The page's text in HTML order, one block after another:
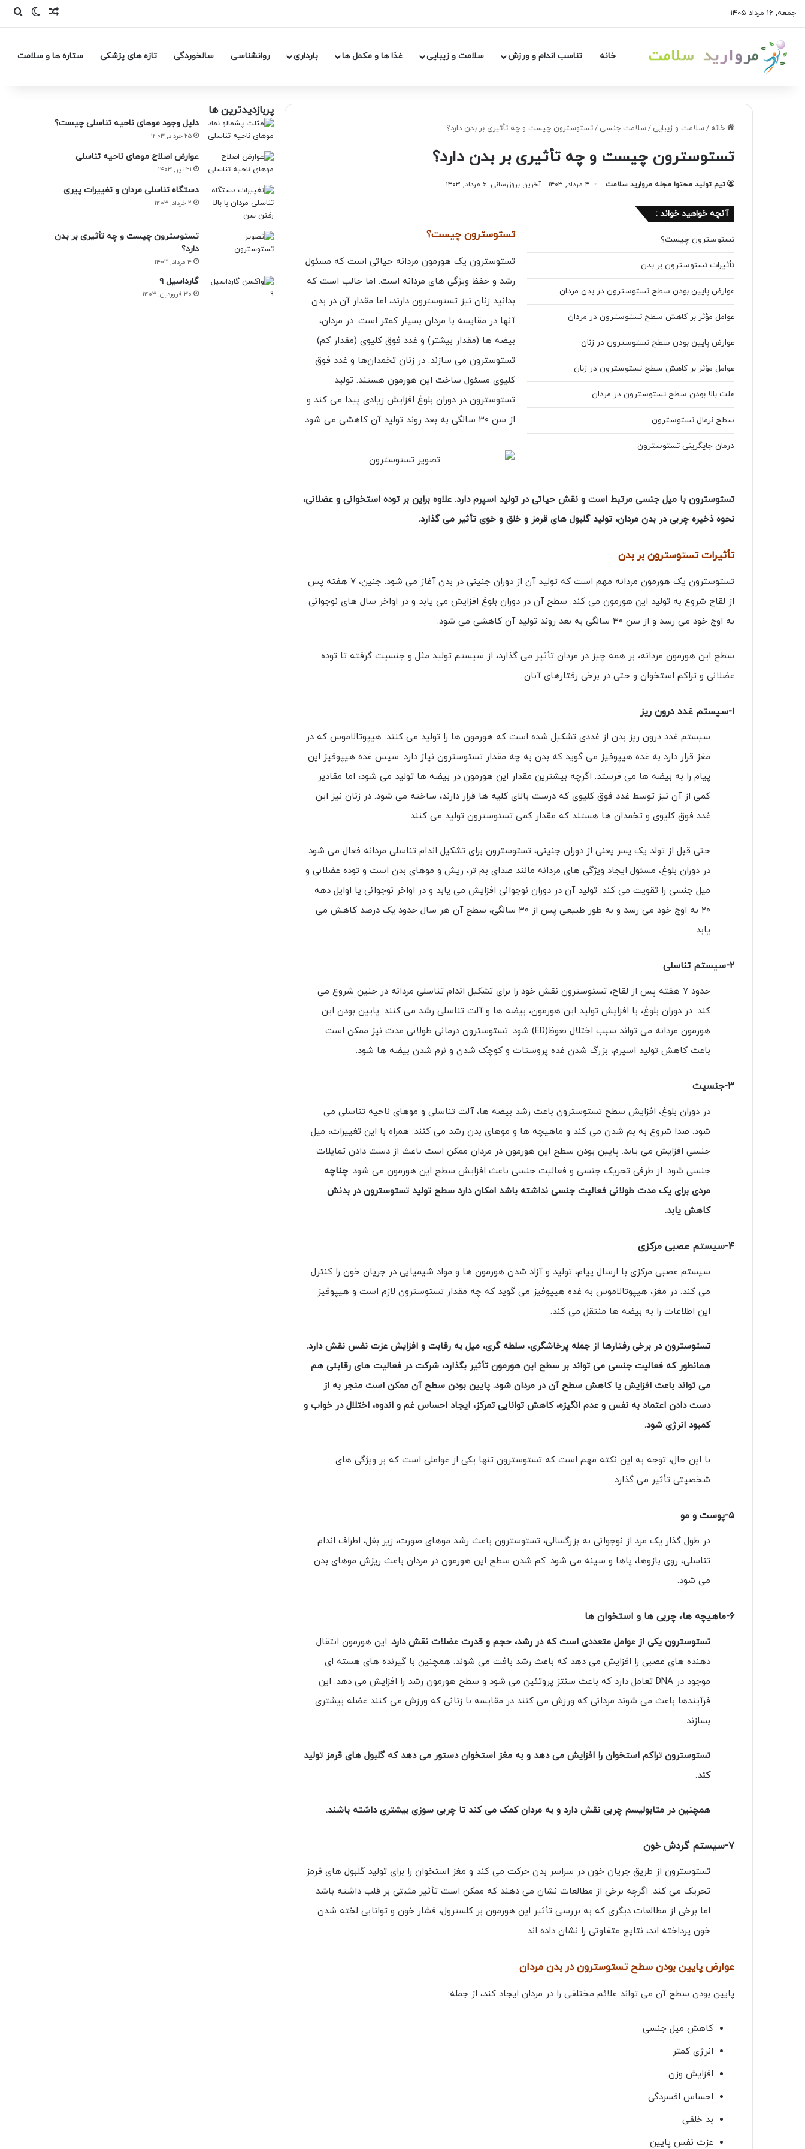
جمعه, ۱۶ مرداد ۱۴۰۵
خانه تناسب اندام و ورزش سلامت و زیبایی غذا ها و مکمل ها بارداری روانشناسی سالخوردگی تازه های پزشکی ستاره ها و سلامت
خانه /سلامت و زیبایی /سلامت جنسی /تستوسترون چیست و چه تأثیری بر بدن دارد؟
تستوسترون چیست و چه تأثیری بر بدن دارد؟
تیم تولید محتوا مجله مروارید سلامت ۴ مرداد, ۱۴۰۳ آخرین بروزرسانی: ۶ مرداد, ۱۴۰۳
آنچه خواهید خواند :
تستوسترون چیست؟
تأثیرات تستوسترون بر بدن
عوارض پایین بودن سطح تستوسترون در بدن مردان
عوامل مؤثر بر کاهش سطح تستوسترون در مردان
عوارض پایین بودن سطح تستوسترون در زنان
عوامل مؤثر بر کاهش سطح تستوسترون در زنان
علت بالا بودن سطح تستوسترون در مردان
سطح نرمال تستوسترون
درمان جایگزینی تستوسترون
تستوسترون چیست؟
تستوسترون یک هورمون مردانه حیاتی است که مسئول
رشد و حفظ ویژگی های مردانه است. اما جالب است که
بدانید زنان نیز تستوسترون دارند، اما مقدار آن در بدن
آنها در مقایسه با مردان بسیار کمتر است. در مردان،
بیضه ها (مقدار بیشتر) و غدد فوق کلیوی (مقدار کم)
تستوسترون می سازند. در زنان تخمدان‌ها و غدد فوق
کلیوی مسئول ساخت این هورمون هستند. تولید
تستوسترون در دوران بلوغ افزایش زیادی پیدا می کند و
از سن ۳۰ سالگی به بعد روند تولید آن کاهشی می شود.
تستوسترون با میل جنسی مرتبط است و نقش حیاتی در تولید اسپرم دارد. علاوه براین بر توده استخوانی و عضلانی،
نحوه ذخیره چربی در بدن مردان، تولید گلبول های قرمز و خلق و خوی تأثیر می گذارد.
تأثیرات تستوسترون بر بدن
تستوسترون یک هورمون مردانه مهم است که تولید آن از دوران جنینی در بدن آغاز می شود. جنین، ۷ هفته پس
از لقاح شروع به تولید این هورمون می کند. سطح آن در دوران بلوغ افزایش می یابد و در اواخر سال های نوجوانی
به اوج خود می رسد و از سن ۳۰ سالگی به بعد روند تولید آن کاهشی می شود.
سطح این هورمون مردانه، بر همه چیز در مردان تأثیر می گذارد، از سیستم تولید مثل و جنسیت گرفته تا توده
عضلانی و تراکم استخوان و حتی در برخی رفتارهای آنان.
۱-سیستم غدد درون ریز
سیستم غدد درون ریز بدن از غددی تشکیل شده است که هورمون ها را تولید می کنند. هیپوتالاموس که در
مغز قرار دارد به غده هیپوفیز می گوید که بدن به چه مقدار تستوسترون نیاز دارد. سپس غده هیپوفیز این
پیام را به بیضه ها می فرستد. اگرچه بیشترین مقدار این هورمون در بیضه ها تولید می شود، اما مقادیر
کمی از آن نیز توسط غدد فوق کلیوی که درست بالای کلیه ها قرار دارند، ساخته می شود. در زنان نیز این
غدد فوق کلیوی و تخمدان ها هستند که مقدار کمی تستوسترون تولید می کنند.
حتی قبل از تولد یک پسر یعنی از دوران جنینی، تستوسترون برای تشکیل اندام تناسلی مردانه فعال می شود.
در دوران بلوغ، مسئول ایجاد ویژگی های مردانه مانند صدای بم تر، ریش و موهای بدن است و توده عضلانی و
میل جنسی را تقویت می کند. تولید آن در دوران نوجوانی افزایش می یابد و در اواخر نوجوانی یا اوایل دهه
۲۰ به اوج خود می رسد و به طور طبیعی پس از ۳۰ سالگی، سطح آن هر سال حدود یک درصد کاهش می
یابد.
۲-سیستم تناسلی
حدود ۷ هفته پس از لقاح، تستوسترون نقش خود را برای تشکیل اندام تناسلی مردانه در جنین شروع می
کند. در دوران بلوغ، با افزایش تولید این هورمون، بیضه ها و آلت تناسلی رشد می کنند. پایین بودن این
هورمون مردانه می تواند سبب اختلال نعوظ(ED) شود. تستوسترون درمانی طولانی مدت نیز ممکن است
باعث کاهش تولید اسپرم، بزرگ شدن غده پروستات و کوچک شدن و نرم شدن بیضه ها شود.
۳-جنسیت
در دوران بلوغ، افزایش سطح تستوسترون باعث رشد بیضه ها، آلت تناسلی و موهای ناحیه تناسلی می
شود. صدا شروع به بم شدن می کند و ماهیچه ها و موهای بدن رشد می کنند. همراه با این تغییرات، میل
جنسی افزایش می یابد. پایین بودن سطح این هورمون در مردان ممکن است باعث از دست دادن تمایلات
جنسی شود. از طرفی تحریک جنسی و فعالیت جنسی باعث افزایش سطح این هورمون می شود. چناچه
مردی برای یک مدت طولانی فعالیت جنسی نداشته باشد امکان دارد سطح تولید تستوسترون در بدنش
کاهش یابد.
۴-سیستم عصبی مرکزی
سیستم عصبی مرکزی با ارسال پیام، تولید و آزاد شدن هورمون ها و مواد شیمیایی در جریان خون را کنترل
می کند. در مغز، هیپوتالاموس به غده هیپوفیز می گوید که چه مقدار تستوسترون لازم است و هیپوفیز
این اطلاعات را به بیضه ها منتقل می کند.
تستوسترون در برخی رفتارها از جمله پرخاشگری، سلطه گری، میل به رقابت و افزایش عزت نفس نقش دارد.
همانطور که فعالیت جنسی می تواند بر سطح این هورمون تأثیر بگذارد، شرکت در فعالیت های رقابتی هم
می تواند باعث افزایش یا کاهش سطح آن در مردان شود. پایین بودن سطح آن ممکن است منجر به از
دست دادن اعتماد به نفس و عدم انگیزه، کاهش توانایی تمرکز، ایجاد احساس غم و اندوه، اختلال در خواب و
کمبود انرژی شود.
با این حال، توجه به این نکته مهم است که تستوسترون تنها یکی از عواملی است که بر ویژگی های
شخصیتی تأثیر می گذارد.
۵-پوست و مو
در طول گذار یک مرد از نوجوانی به بزرگسالی، تستوسترون باعث رشد موهای صورت، زیر بغل، اطراف اندام
تناسلی، روی بازوها، پاها و سینه می شود. کم شدن سطح این هورمون در مردان باعث ریزش موهای بدن
می شود.
۶-ماهیچه ها، چربی ها و استخوان ها
تستوسترون یکی از عوامل متعددی است که در رشد، حجم و قدرت عضلات نقش دارد. این هورمون انتقال
دهنده های عصبی را افزایش می دهد که باعث رشد بافت می شوند. همچنین با گیرنده های هسته ای
موجود در DNA تعامل دارد که باعث سنتز پروتئین می شود و سطح هورمون رشد را افزایش می دهد. این
فرآیندها باعث می شوند مردانی که ورزش می کنند در مقایسه با زنانی که ورزش می کنند عضله بیشتری
بسازند.
تستوسترون تراکم استخوان را افزایش می دهد و به مغز استخوان دستور می دهد که گلبول های قرمز تولید
کند.
همچنین در متابولیسم چربی نقش دارد و به مردان کمک می کند تا چربی سوزی بیشتری داشته باشند.
۷-سیستم گردش خون
تستوسترون از طریق جریان خون در سراسر بدن حرکت می کند و مغز استخوان را برای تولید گلبول های قرمز
تحریک می کند. اگرچه برخی از مطالعات نشان می دهند که ممکن است تأثیر مثبتی بر قلب داشته باشد
اما برخی از مطالعات دیگری که به بررسی تأثیر این هورمون بر کلسترول، فشار خون و توانایی لخته شدن
خون پرداخته اند، نتایج متفاوتی را نشان داده اند.
عوارض پایین بودن سطح تستوسترون در بدن مردان
پایین بودن سطح آن می تواند علائم مختلفی را در مردان ایجاد کند، از جمله:
کاهش میل جنسی
انرژی کمتر
افزایش وزن
احساس افسردگی
بد خلقی
عزت نفس پایین
پربازدیدترین ها
دلیل وجود موهای ناحیه تناسلی چیست؟
۲۵ خرداد, ۱۴۰۳
عوارض اصلاح موهای ناحیه تناسلی
۲۱ تیر, ۱۴۰۳
دستگاه تناسلی مردان و تغییرات پیری
۲ خرداد, ۱۴۰۳
تستوسترون چیست و چه تأثیری بر بدن
دارد؟
۴ مرداد, ۱۴۰۳
گارداسیل ۹
۳۰ فروردین, ۱۴۰۳